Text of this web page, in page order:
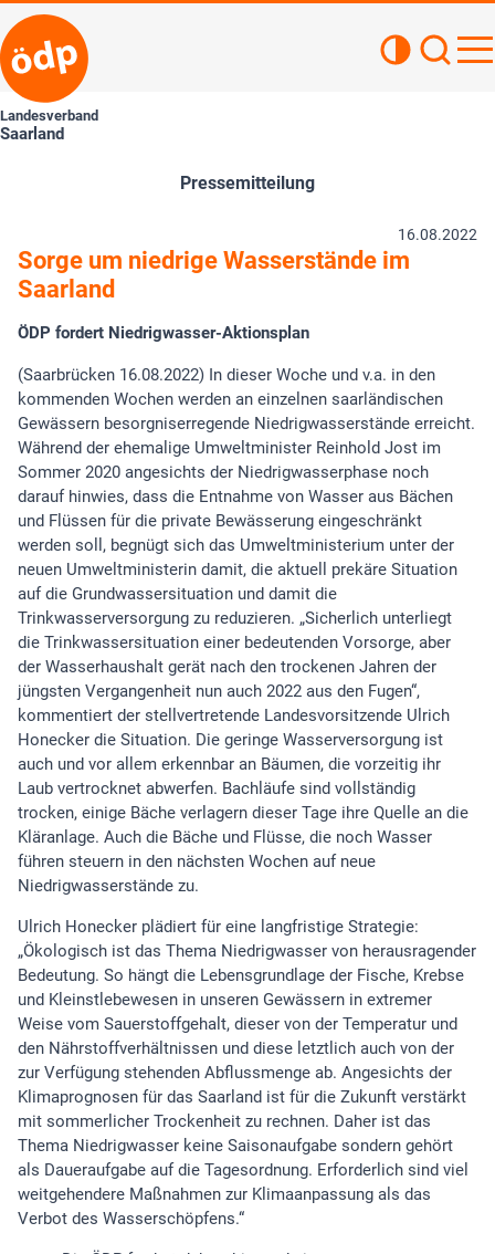
Landesverband
Saarland
Pressemitteilung
16.08.2022
Sorge um niedrige Wasserstände im
Saarland
ÖDP fordert Niedrigwasser-Aktionsplan
(Saarbrücken 16.08.2022) In dieser Woche und v.a. in den
kommenden Wochen werden an einzelnen saarländischen
Gewässern besorgniserregende Niedrigwasserstände erreicht.
Während der ehemalige Umweltminister Reinhold Jost im
Sommer 2020 angesichts der Niedrigwasserphase noch
darauf hinwies, dass die Entnahme von Wasser aus Bächen
und Flüssen für die private Bewässerung eingeschränkt
werden soll, begnügt sich das Umweltministerium unter der
neuen Umweltministerin damit, die aktuell prekäre Situation
auf die Grundwassersituation und damit die
Trinkwasserversorgung zu reduzieren. „Sicherlich unterliegt
die Trinkwassersituation einer bedeutenden Vorsorge, aber
der Wasserhaushalt gerät nach den trockenen Jahren der
jüngsten Vergangenheit nun auch 2022 aus den Fugen“,
kommentiert der stellvertretende Landesvorsitzende Ulrich
Honecker die Situation. Die geringe Wasserversorgung ist
auch und vor allem erkennbar an Bäumen, die vorzeitig ihr
Laub vertrocknet abwerfen. Bachläufe sind vollständig
trocken, einige Bäche verlagern dieser Tage ihre Quelle an die
Kläranlage. Auch die Bäche und Flüsse, die noch Wasser
führen steuern in den nächsten Wochen auf neue
Niedrigwasserstände zu.
Ulrich Honecker plädiert für eine langfristige Strategie:
„Ökologisch ist das Thema Niedrigwasser von herausragender
Bedeutung. So hängt die Lebensgrundlage der Fische, Krebse
und Kleinstlebewesen in unseren Gewässern in extremer
Weise vom Sauerstoffgehalt, dieser von der Temperatur und
den Nährstoffverhältnissen und diese letztlich auch von der
zur Verfügung stehenden Abflussmenge ab. Angesichts der
Klimaprognosen für das Saarland ist für die Zukunft verstärkt
mit sommerlicher Trockenheit zu rechnen. Daher ist das
Thema Niedrigwasser keine Saisonaufgabe sondern gehört
als Daueraufgabe auf die Tagesordnung. Erforderlich sind viel
weitgehendere Maßnahmen zur Klimaanpassung als das
Verbot des Wasserschöpfens.“